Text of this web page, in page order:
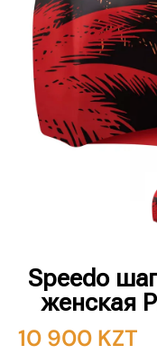
Speedo
женская
10 900 KZT